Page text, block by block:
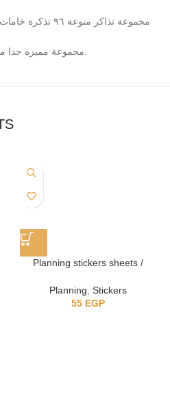
مجموعة تذاكر
Planning stickers sheets /
Planning Stickers
55 EGP